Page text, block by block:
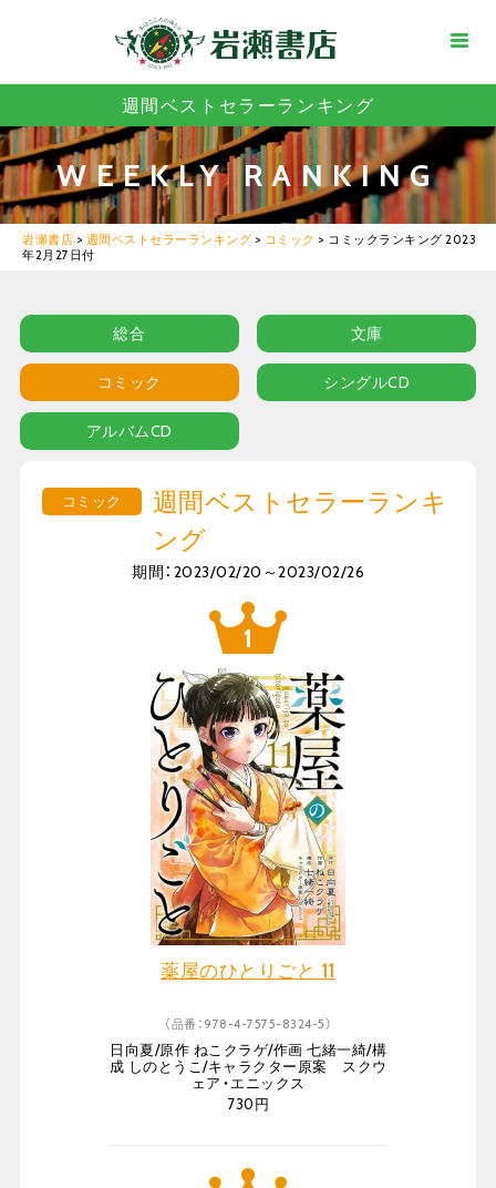
週間ベストセラーランキング
WEEKLY RANKING
岩瀬書店 > 週間ベストセラーランキング > コミック > コミックランキング 2023
年2月27日付
総合 文庫
コミック シングルCD
アルバムCD
コミック
週間ベストセラーランキ
ング
期間：2023/02/20～2023/02/26
薬屋のひとりごと 11
（品番：978-4-7575-8324-5）
日向夏/原作 ねこクラゲ/作画 七緒一綺/構
成 しのとうこ/キャラクター原案 スクウ
ェア・エニックス
730円